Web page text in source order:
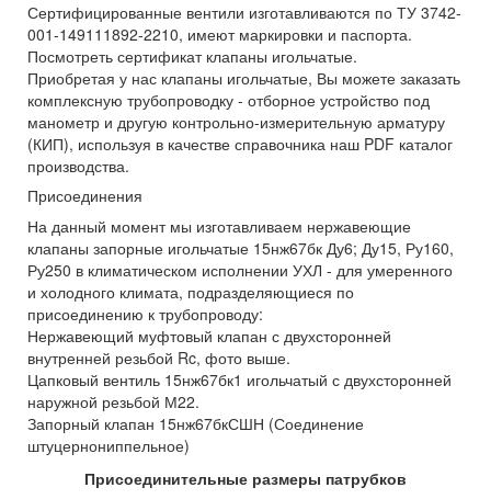
Сертифицированные вентили изготавливаются по ТУ 3742-
001-149111892-2210, имеют маркировки и паспорта.
Посмотреть сертификат клапаны игольчатые.
Приобретая у нас клапаны игольчатые, Вы можете заказать
комплексную трубопроводку - отборное устройство под
манометр и другую контрольно-измерительную арматуру
(КИП), используя в качестве справочника наш PDF каталог
производства.
Присоединения
На данный момент мы изготавливаем нержавеющие
клапаны запорные игольчатые 15нж67бк Ду6; Ду15, Ру160,
Ру250 в климатическом исполнении УХЛ - для умеренного
и холодного климата, подразделяющиеся по
присоединению к трубопроводу:
Нержавеющий муфтовый клапан с двухсторонней
внутренней резьбой Rc, фото выше.
Цапковый вентиль 15нж67бк1 игольчатый с двухсторонней
наружной резьбой М22.
Запорный клапан 15нж67бкСШН (Соединение
штуцернониппельное)
Присоединительные размеры патрубков